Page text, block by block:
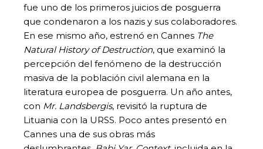
fue uno de los primeros juicios de posguerra
que condenaron a los nazis y sus colaboradores.
En ese mismo año, estrenó en Cannes The
Natural History of Destruction, que examinó la
percepción del fenómeno de la destrucción
masiva de la población civil alemana en la
literatura europea de posguerra. Un año antes,
con Mr. Landsbergis, revisitó la ruptura de
Lituania con la URSS. Poco antes presentó en
Cannes una de sus obras más